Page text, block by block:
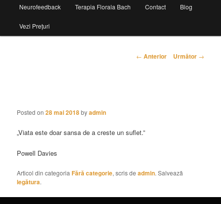
Neurofeedback Terapia Florala Bach Contact Blog
Vezi Prețuri
Navigare
← Anterior Următor →
Posted on28 mai 2018byadmin
„Viata este doar sansa de a creste un suflet.”
Powell Davies
Articol din categoriaFără categorie, scris deadmin. Salvează
legătura.